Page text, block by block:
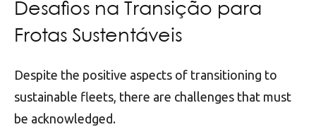
Desafios na Transição para
Frotas Sustentáveis
Despite the positive aspects of transitioning to
sustainable fleets, there are challenges that must
be acknowledged.